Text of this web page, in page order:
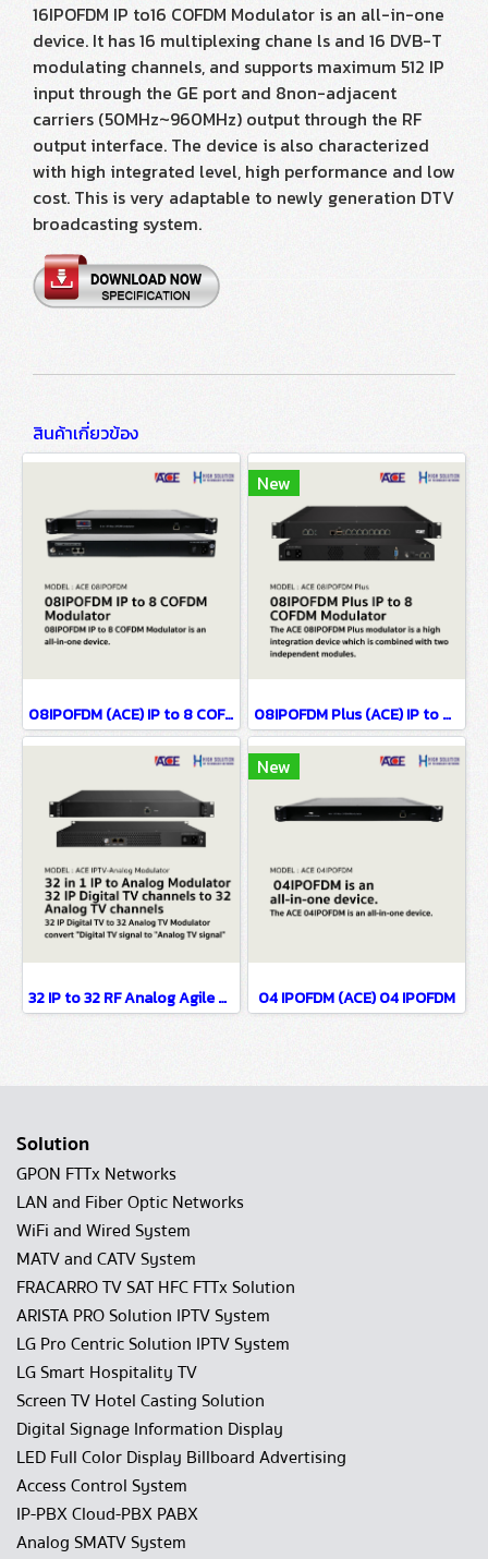
16IPOFDM IP to16 COFDM Modulator is an all-in-one
device. It has 16 multiplexing chane ls and 16 DVB-T
modulating channels, and supports maximum 512 IP
input through the GE port and 8non-adjacent
carriers (50MHz~960MHz) output through the RF
output interface. The device is also characterized
with high integrated level, high performance and low
cost. This is very adaptable to newly generation DTV
broadcasting system.
สินค้าเกี่ยวข้อง
08IPOFDM (ACE) IP to 8 COFDM Modulator
New
08IPOFDM Plus (ACE) IP to 8 COFDM Modulator
32 IP to 32 RF Analog Agile SSB Modulator (ACE) Convert 32 IP Digital TV 32 in 1 IP to Analog Modulator
New
04 IPOFDM (ACE) 04 IPOFDM
Solution
GPON FTTx Networks
LAN and Fiber Optic Networks
WiFi and Wired System
MATV and CATV System
FRACARRO TV SAT HFC FTTx Solution
ARISTA PRO Solution IPTV System
LG Pro Centric Solution IPTV System
LG Smart Hospitality TV
Screen TV Hotel Casting Solution
Digital Signage Information Display
LED Full Color Display Billboard Advertising
Access Control System
IP-PBX Cloud-PBX PABX
Analog SMATV System